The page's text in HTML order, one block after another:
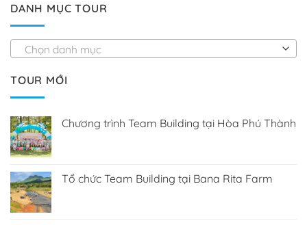
DANH MỤC TOUR
Chọn danh mục
TOUR MỚI
Chương trình Team Building tại Hòa Phú Thành
Tổ chức Team Building tại Bana Rita Farm